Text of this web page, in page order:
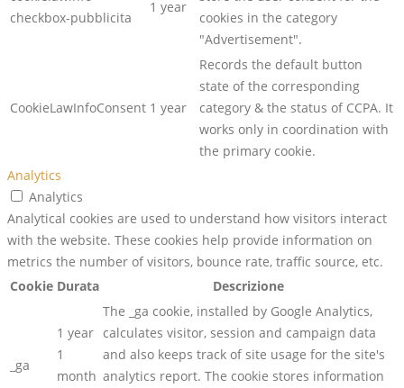
checkbox-pubblicita
1 year
cookies in the category
"Advertisement".
CookieLawInfoConsent 1 year
Records the default button
state of the corresponding
category & the status of CCPA. It
works only in coordination with
the primary cookie.
Analytics
Analytics
Analytical cookies are used to understand how visitors interact
with the website. These cookies help provide information on
metrics the number of visitors, bounce rate, traffic source, etc.
Cookie Durata Descrizione
_ga
1 year
1
month
The _ga cookie, installed by Google Analytics,
calculates visitor, session and campaign data
and also keeps track of site usage for the site's
analytics report. The cookie stores information